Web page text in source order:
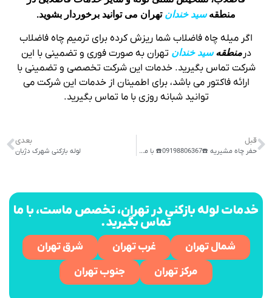
منطقهسید خندان تهران می توانید برخوردار بشوید.
اگر میله چاه فاضلاب شما ریزش کرده برای ترمیم چاه فاضلاب
درمنطقهسید خندان تهران به صورت فوری و تضمینی با این
شرکت تماس بگیرید. خدمات این شرکت تخصصی و تضمینی با
ارائه فاکتور می باشد، برای اطمینان از خدمات این شرکت می
توانید شبانه روزی با ما تماس بگیرید.
قبل
حفر چاه مشیریه ☎️09198806367☎️ با مقنیان ایرانی
بعدی
لوله بازکنی شهرک دژبان
خدمات لوله بازکنی در تهران، تخصص ماست، با ما
تماس بگیرید.
شمال تهران غرب تهران
شرق تهران
مرکز تهران
جنوب تهران